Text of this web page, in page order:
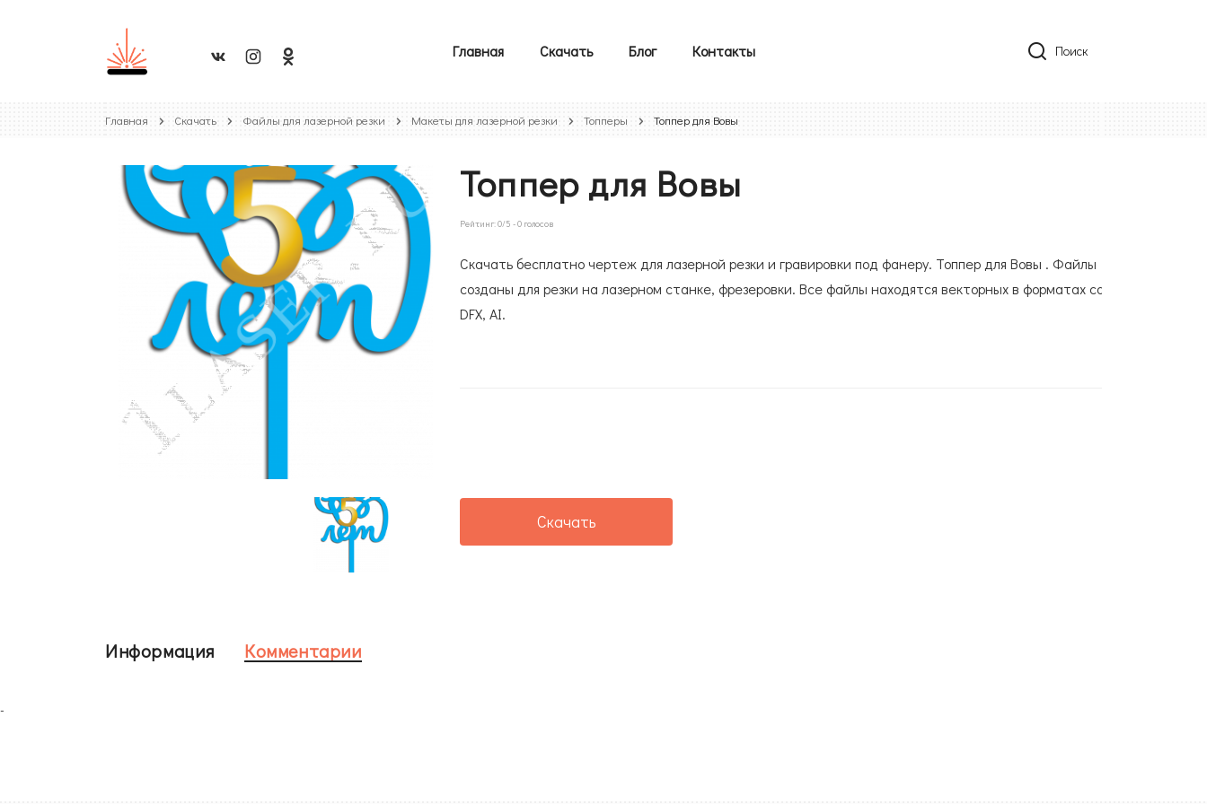
Главная Скачать Блог Контакты Поиск
Главная Скачать Файлы для лазерной резки Макеты для лазерной резки Топперы Топпер для Вовы
Топпер для Вовы
Рейтинг:0/5 -0 голосов
Скачать бесплатно чертеж для лазерной резки и гравировки под фанеру. Топпер для Вовы . Файлы
созданы для резки на лазерном станке, фрезеровки. Все файлы находятся векторных в форматах cdr,
DFX, AI.
Скачать
Информация Комментарии
-